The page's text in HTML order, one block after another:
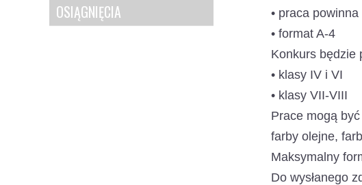
OSIĄGNIĘCIA
• praca
• format A-4
Konkurs będzie
• klasy IV i VI
• klasy VII-VIII
Prace mogą
farby olejne,
Maksymalny
Do wysłanego